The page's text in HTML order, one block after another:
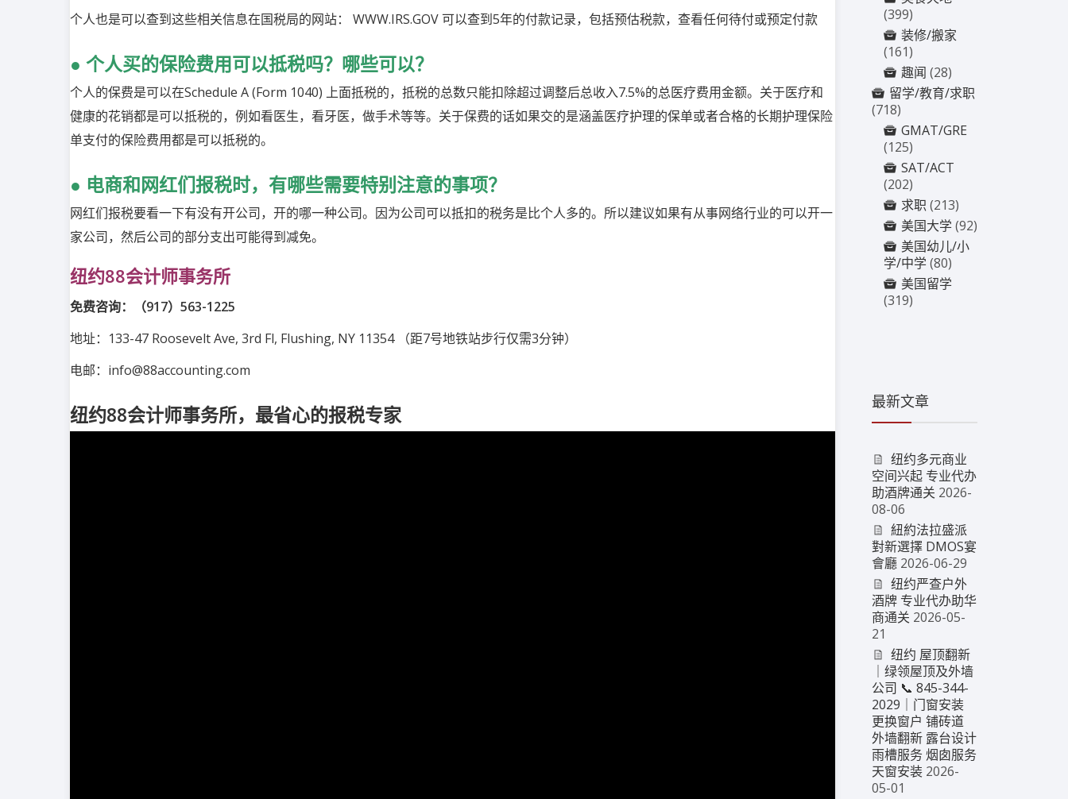
个人也是可以查到这些相关信息在国税局的网站：
WWW.IRS.GOV 可以查到5年的付款记录，包括预估税款，查看任何待付或预定付款
● 个人买的保险费用可以抵税吗？哪些可以？
个人的保费是可以在Schedule A (Form 1040) 上面抵税的，抵税的总数只能扣除超过调整后总收入7.5%的总医疗费用金额。关于医疗和
健康的花销都是可以抵税的，例如看医生，看牙医，做手术等等。关于保费的话如果交的是涵盖医疗护理的保单或者合格的长期护理保险
单支付的保险费用都是可以抵税的。
● 电商和网红们报税时，有哪些需要特别注意的事项？
网红们报税要看一下有没有开公司，开的哪一种公司。因为公司可以抵扣的税务是比个人多的。所以建议如果有从事网络行业的可以开一
家公司，然后公司的部分支出可能得到减免。
纽约88会计师事务所
免费咨询： （917） 563-1225
地址： 133-47 Roosevelt Ave, 3rd Fl, Flushing, NY 11354 （距7号地铁站步行仅需3分钟）
电邮： info@88accounting.com
纽约88会计师事务所，最省心的报税专家
(399)
装修/搬家
(161)
趣闻 (28)
留学/教育/求职
(718)
GMAT/GRE
(125)
SAT/ACT
(202)
求职 (213)
美国大学(92)
美国幼儿/小
学/中学(80)
美国留学
(319)
最新文章
纽约多元商业
空间兴起 专业代办
助酒牌通关 2026-
08-06
紐約法拉盛派
對新選擇 DMOS宴
會廳 2026-06-29
纽约严查户外
酒牌 专业代办助华
商通关 2026-05-
21
纽约 屋顶翻新
｜绿领屋顶及外墙
公司 📞 845-344-
2029｜门窗安装
更换窗户 铺砖道
外墙翻新 露台设计
雨槽服务 烟囱服务
天窗安装 2026-
05-01